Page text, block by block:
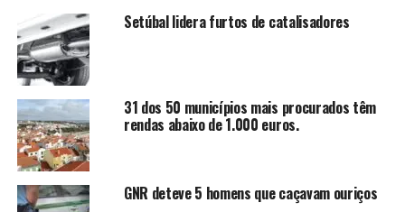
Setúbal lidera furtos de catalisadores
31 dos 50 municípios mais procurados têm
rendas abaixo de 1.000 euros.
GNR deteve 5 homens que caçavam ouriços